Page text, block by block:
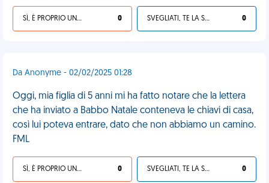
SÌ, È PROPRIO UNA VDM! 0 SVEGLIATI, TE LA SEI CERCATA! 0
Da Anonyme - 02/02/2025 01:28
Oggi, mia figlia di 5 anni mi ha fatto notare che la lettera
che ha inviato a Babbo Natale conteneva le chiavi di casa,
così lui poteva entrare, dato che non abbiamo un camino.
FML
SÌ, È PROPRIO UNA VDM! 0 SVEGLIATI, TE LA SEI CERCATA! 0